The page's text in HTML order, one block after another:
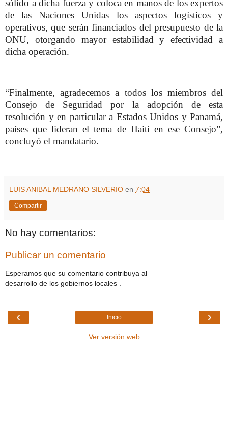
sólido a dicha fuerza y coloca en manos de los expertos
de las Naciones Unidas los aspectos logísticos y
operativos, que serán financiados del presupuesto de la
ONU, otorgando mayor estabilidad y efectividad a
dicha operación.
“Finalmente, agradecemos a todos los miembros del
Consejo de Seguridad por la adopción de esta
resolución y en particular a Estados Unidos y Panamá,
países que lideran el tema de Haití en ese Consejo”,
concluyó el mandatario.
LUIS ANIBAL MEDRANO SILVERIO en 7:04
Compartir
No hay comentarios:
Publicar un comentario
Esperamos que su comentario contribuya al
desarrollo de los gobiernos locales .
‹ ›
Inicio
Ver versión web